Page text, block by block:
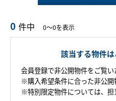
0 件中 0～0を表示
該当する物件は
会員登録で非公開物件をご覧い
※購入希望条件に合った非公開
※特別限定物件については、担